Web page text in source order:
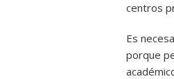
centros
Es
porque